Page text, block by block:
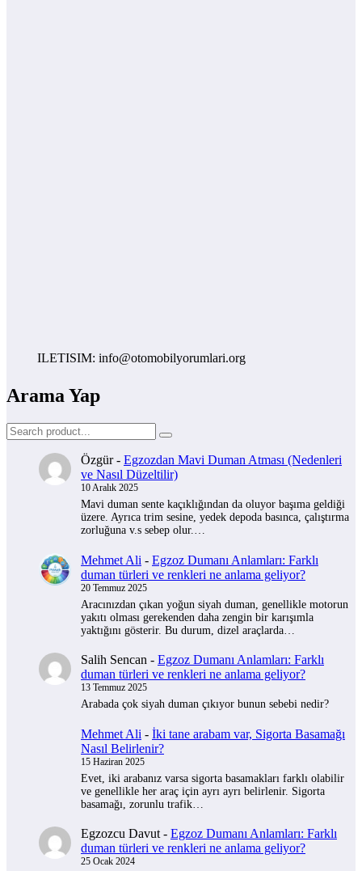
ILETISIM: info@otomobilyorumlari.org
Arama Yap
Özgür- Egzozdan Mavi Duman Atması (Nedenleri
ve Nasıl Düzeltilir)
10 Aralık 2025
Mavi duman sente kaçıklığından da oluyor başıma geldiği
üzere. Ayrıca trim sesine, yedek depoda basınca, çalıştırma
zorluğuna v.s sebep olur.…
Mehmet Ali - Egzoz Dumanı Anlamları: Farklı
duman türleri ve renkleri ne anlama geliyor?
20 Temmuz 2025
Aracınızdan çıkan yoğun siyah duman, genellikle motorun
yakıtı olması gerekenden daha zengin bir karışımla
yaktığını gösterir. Bu durum, dizel araçlarda…
Salih Sencan - Egzoz Dumanı Anlamları: Farklı
duman türleri ve renkleri ne anlama geliyor?
13 Temmuz 2025
Arabada çok siyah duman çıkıyor bunun sebebi nedir?
Mehmet Ali - İki tane arabam var, Sigorta Basamağı
Nasıl Belirlenir?
15 Haziran 2025
Evet, iki arabanız varsa sigorta basamakları farklı olabilir
ve genellikle her araç için ayrı ayrı belirlenir. Sigorta
basamağı, zorunlu trafik…
Egzozcu Davut - Egzoz Dumanı Anlamları: Farklı
duman türleri ve renkleri ne anlama geliyor?
25 Ocak 2024